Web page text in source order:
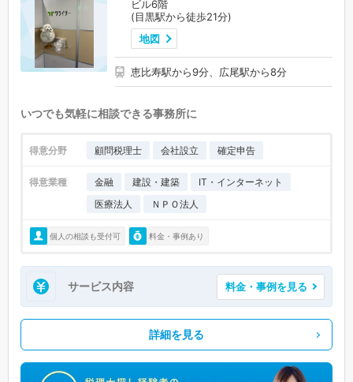
ビル6階
(目黒駅から徒歩21分)
地図
恵比寿駅から9分、広尾駅から8分
いつでも気軽に相談できる事務所に
得意分野 顧問税理士 会社設立 確定申告
得意業種 金融 建設・建築
IT・インターネット
医療法人
ＮＰＯ法人
個人の相談も受付可 料金・事例あり
サービス内容 料金・事例を見る
詳細を見る